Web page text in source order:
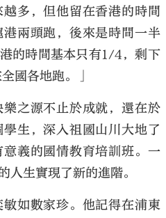
多，但他留在香港的時間
兩頭跑，後來是時間一半
的時間基本只有1/4，剩下
國各地跑。」
之源不止於成就，還在於
生，深入祖國山川大地了
義的國情教育培訓班。一
人生實現了新的進階。
如數家珍。他記得在浦東